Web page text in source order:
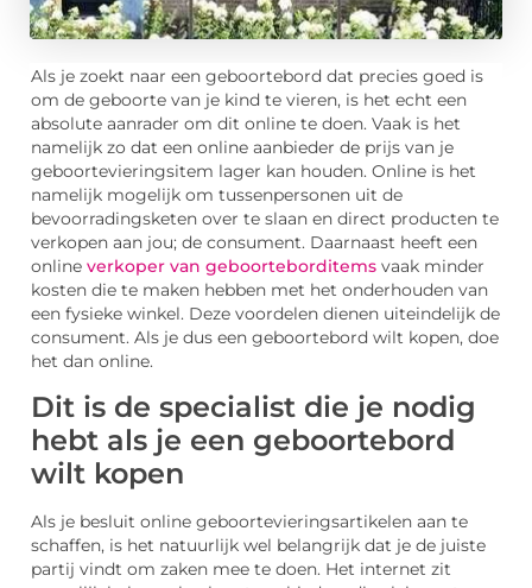
Als je zoekt naar een geboortebord dat precies goed is
om de geboorte van je kind te vieren, is het echt een
absolute aanrader om dit online te doen. Vaak is het
namelijk zo dat een online aanbieder de prijs van je
geboortevieringsitem lager kan houden. Online is het
namelijk mogelijk om tussenpersonen uit de
bevoorradingsketen over te slaan en direct producten te
verkopen aan jou; de consument. Daarnaast heeft een
online verkoper van geboorteborditems vaak minder
kosten die te maken hebben met het onderhouden van
een fysieke winkel. Deze voordelen dienen uiteindelijk de
consument. Als je dus een geboortebord wilt kopen, doe
het dan online.
Dit is de specialist die je nodig
hebt als je een geboortebord
wilt kopen
Als je besluit online geboortevieringsartikelen aan te
schaffen, is het natuurlijk wel belangrijk dat je de juiste
partij vindt om zaken mee te doen. Het internet zit